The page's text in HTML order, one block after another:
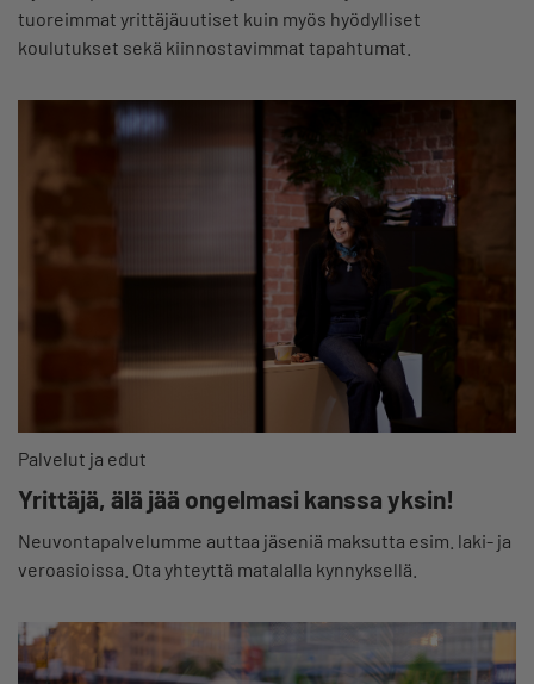
tuoreimmat yrittäjäuutiset kuin myös hyödylliset
koulutukset sekä kiinnostavimmat tapahtumat.
Palvelut ja edut
Yrittäjä, älä jää ongelmasi kanssa yksin!
Neuvontapalvelumme auttaa jäseniä maksutta esim. laki- ja
veroasioissa. Ota yhteyttä matalalla kynnyksellä.